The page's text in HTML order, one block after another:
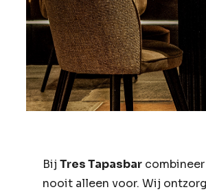
Bij Tres Tapasbar
nooit alleen voor. Wij